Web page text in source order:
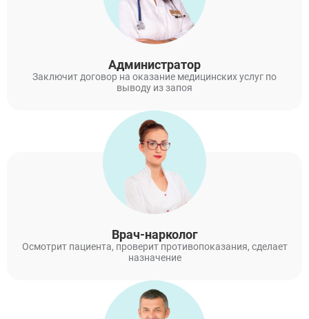
Администратор
Заключит договор на оказание медицинских услуг по
выводу из запоя
Врач-нарколог
Осмотрит пациента, проверит противопоказания, сделает
назначение